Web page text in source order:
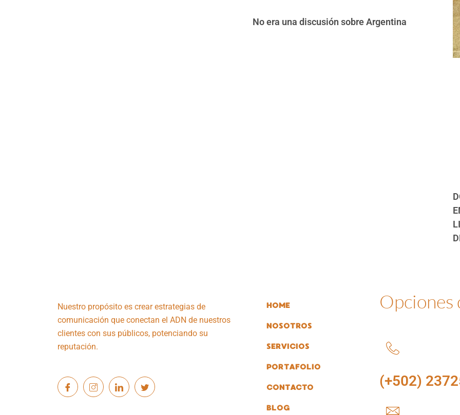
No era una discusión sobre Argentina
Nuestro propósito es crear estrategias de
comunicación que conectan el ADN de nuestros
clientes con sus públicos, potenciando su
reputación.
HOME
NOSOTROS
SERVICIOS
PORTAFOLIO
CONTACTO
BLOG
Opciones
(+502)